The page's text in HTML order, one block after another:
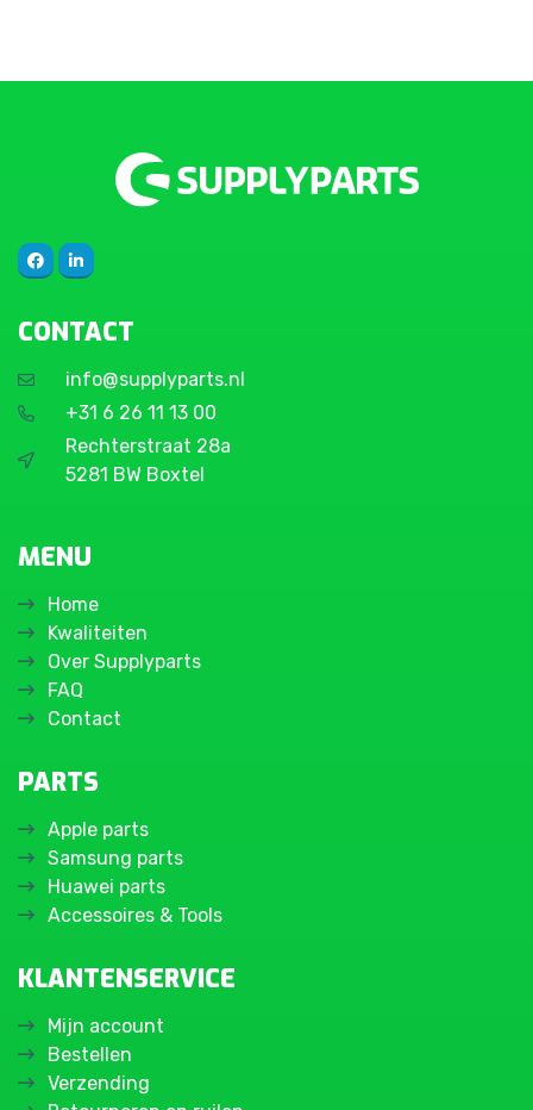
CONTACT
info@supplyparts.nl
+31 6 26 11 13 00
Rechterstraat 28a
5281 BW Boxtel
MENU
Home
Kwaliteiten
Over Supplyparts
FAQ
Contact
PARTS
Apple parts
Samsung parts
Huawei parts
Accessoires & Tools
KLANTENSERVICE
Mijn account
Bestellen
Verzending